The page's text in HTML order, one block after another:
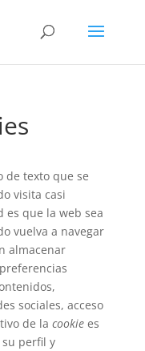
texto que se
visita casi
que la web sea
vuelva a navegar
almacenar
sociales, acceso
de la cookiees
perfil y